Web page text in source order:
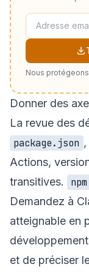
Nous
Donner des
La revue des
package.json
Actions,
transitives.
Demandez à
atteignable en
et de préciser